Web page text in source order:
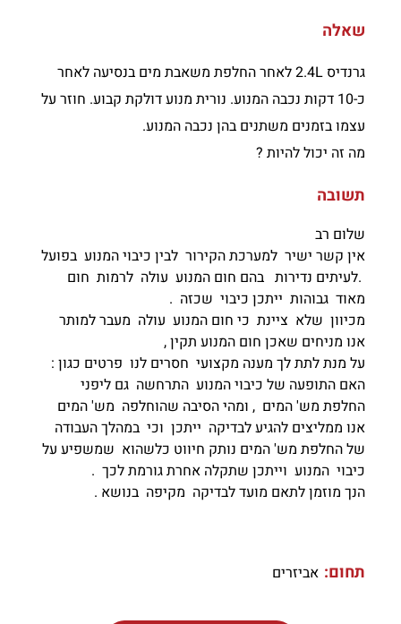
שאלה
גרנדיס 2.4L לאחר החלפת משאבת מים בנסיעה לאחר
כ-10 דקות נכבה המנוע. נורית מנוע דולקת קבוע. חוזר על
עצמו בזמנים משתנים בהן נכבה המנוע.
מה זה יכול להיות ?
תשובה
שלום רב
אין קשר ישיר למערכת הקירור לבין כיבוי המנוע בפועל
.לעיתים נדירות בהם חום המנוע עולה לרמות חום
מאוד גבוהות ייתכן כיבוי שכזה .
מכיוון שלא ציינת כי חום המנוע עולה מעבר למותר
אנו מניחים שאכן חום המנוע תקין ,
על מנת לתת לך מענה מקצועי חסרים לנו פרטים כגון :
האם התופעה של כיבוי המנוע התרחשה גם ליפני
החלפת מש' המים , ומהי הסיבה שהוחלפה מש' המים
אנו ממליצים להגיע לבדיקה ייתכן וכי במהלך העבודה
של החלפת מש' המים נותק חיווט כלשהוא שמשפיע על
כיבוי המנוע וייתכן שתקלה אחרת גורמת לכך .
הנך מוזמן לתאם מועד לבדיקה מקיפה בנושא .
תחום: אביזרים